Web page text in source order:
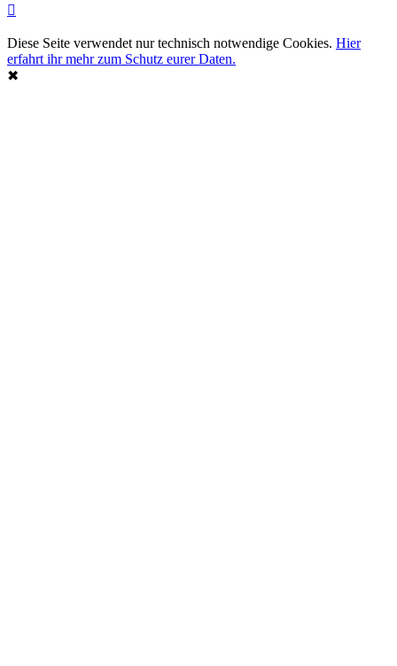
Diese Seite verwendet nur technisch notwendige Cookies. Hier
erfahrt ihr mehr zum Schutz eurer Daten.
✖